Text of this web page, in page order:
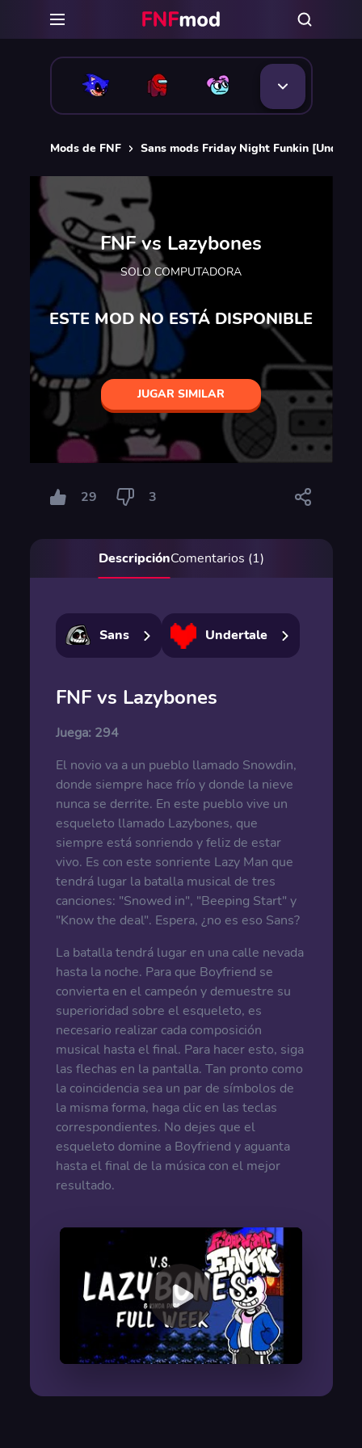
Mods de FNF Sans mods Friday Night Funkin
FNF vs Lazybones
SOLO COMPUTADORA
ESTE MOD NO ESTÁ DISPONIBLE
JUGAR SIMILAR
29 3
DescripciónComentarios (1)
Sans Undertale
FNF vs Lazybones
Juega: 294
El novio va a un pueblo llamado Snowdin,
donde siempre hace frío y donde la nieve
nunca se derrite. En este pueblo vive un
esqueleto llamado Lazybones, que
siempre está sonriendo y feliz de estar
vivo. Es con este sonriente Lazy Man que
tendrá lugar la batalla musical de tres
canciones: "Snowed in", "Beeping Start" y
"Know the deal". Espera, ¿no es eso Sans?
La batalla tendrá lugar en una calle nevada
hasta la noche. Para que Boyfriend se
convierta en el campeón y demuestre su
superioridad sobre el esqueleto, es
necesario realizar cada composición
musical hasta el final. Para hacer esto, siga
las flechas en la pantalla. Tan pronto como
la coincidencia sea un par de símbolos de
la misma forma, haga clic en las teclas
correspondientes. No dejes que el
esqueleto domine a Boyfriend y aguanta
hasta el final de la música con el mejor
resultado.